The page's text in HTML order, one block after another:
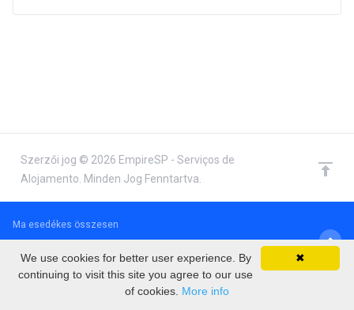
€0.00 EUR
Ma esedékes összesen
Fizetés
Szerzői jog © 2026 EmpireSP - Serviços de
Alojamento. Minden Jog Fenntartva.
✖
We use cookies for better user experience. By
continuing to visit this site you agree to our use
of cookies. More info